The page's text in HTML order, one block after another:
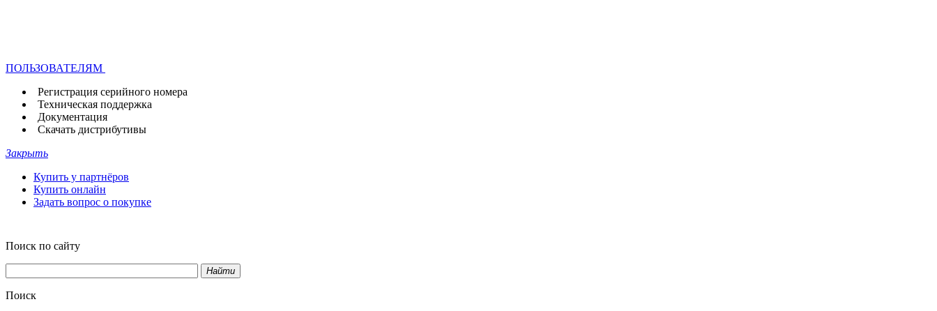
ПОЛЬЗОВАТЕЛЯМ
Регистрация серийного номера
Техническая поддержка
Документация
Скачать дистрибутивы
Закрыть
Купить у партнёров
Купить онлайн
Задать вопрос о покупке
Поиск по сайту
Найти
Поиск